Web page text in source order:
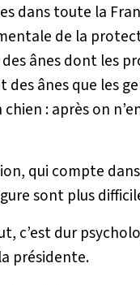
dans toute la
de la
ânes dont les
des ânes que les
: après on
qui compte
sont plus
c’est dur
présidente.